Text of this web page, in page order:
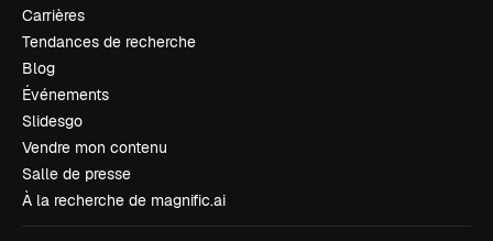
Carrières
Tendances de recherche
Blog
Événements
Slidesgo
Vendre mon contenu
Salle de presse
À la recherche de magnific.ai